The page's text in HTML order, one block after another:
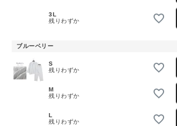
3L
残りわずか
ブルーベリー
S
残りわずか
M
残りわずか
L
残りわずか